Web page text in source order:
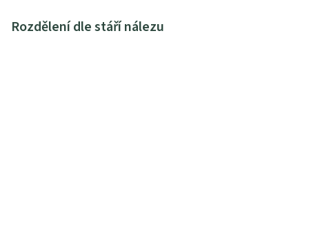
Rozdělení dle stáří nálezu